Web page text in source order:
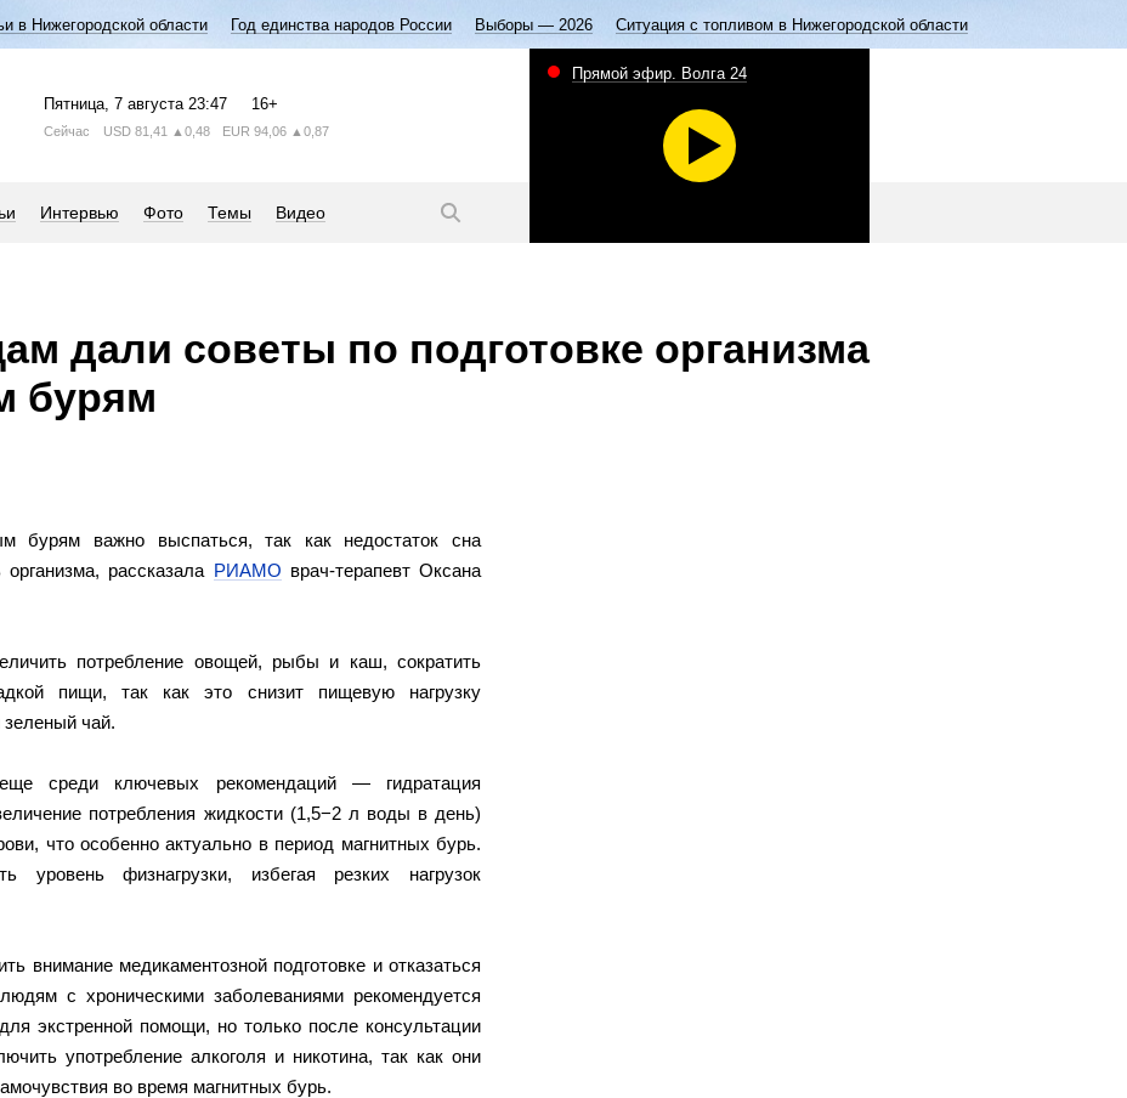
в Нижегородской области Год единства народов России Выборы — 2026 Ситуация с топливом в Нижегородской области
Пятница, 7 августа 23:47 16+
Сейчас USD 81,41 ▲0,48 EUR 94,06 ▲0,87
Интервью Фото Темы Видео
Прямой эфир. Волга 24
дали советы по подготовке организма
бурям
бурям важно выспаться, так как недостаток сна
рассказала РИАМО врач-терапевт Оксана
потребление овощей, рыбы и каш, сократить
пищи, так как это снизит пищевую нагрузку
зеленый чай.
среди ключевых рекомендаций — гидратация
потребления жидкости (1,5−2 л воды в день)
что особенно актуально в период магнитных бурь.
уровень физнагрузки, избегая резких нагрузок
внимание медикаментозной подготовке и отказаться
с хроническими заболеваниями рекомендуется
экстренной помощи, но только после консультации
употребление алкоголя и никотина, так как они
во время магнитных бурь.